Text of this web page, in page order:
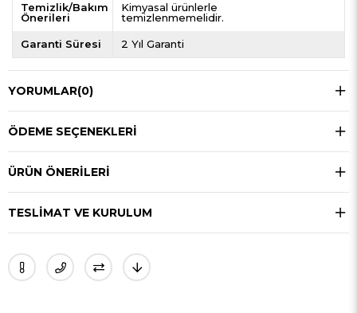
Temizlik/Bakım
Önerileri
Kimyasal ürünlerle
temizlenmemelidir.
Garanti Süresi 2 Yıl Garanti
YORUMLAR(0)
ÖDEME SEÇENEKLERI
ÜRÜN ÖNERILERI
TESLIMAT VE KURULUM